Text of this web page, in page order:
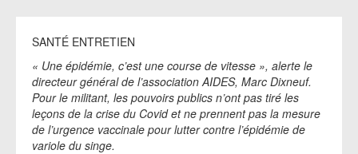
SANTÉ ENTRETIEN
« Une épidémie, c’est une course de vitesse », alerte le
directeur général de l’association AIDES, Marc Dixneuf.
Pour le militant, les pouvoirs publics n’ont pas tiré les
leçons de la crise du Covid et ne prennent pas la mesure
de l’urgence vaccinale pour lutter contre l’épidémie de
variole du singe.